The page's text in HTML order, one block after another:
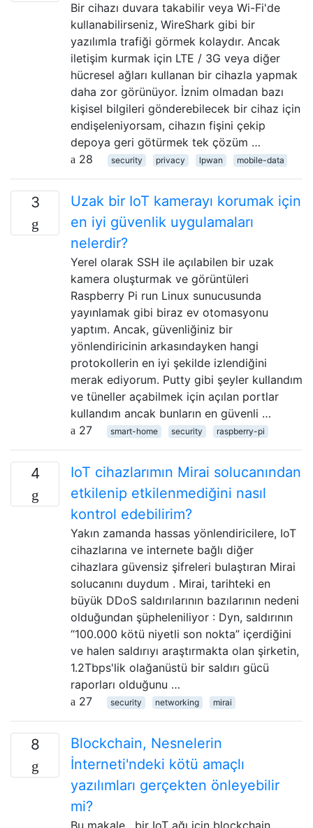
Bir cihazı duvara takabilir veya Wi-Fi'de
kullanabilirseniz, WireShark gibi bir
yazılımla trafiği görmek kolaydır. Ancak
iletişim kurmak için LTE / 3G veya diğer
hücresel ağları kullanan bir cihazla yapmak
daha zor görünüyor. İznim olmadan bazı
kişisel bilgileri gönderebilecek bir cihaz için
endişeleniyorsam, cihazın fişini çekip
depoya geri götürmek tek çözüm …
28
security privacy lpwan mobile-data
3
Uzak bir IoT kamerayı korumak için
en iyi güvenlik uygulamaları
nelerdir?
Yerel olarak SSH ile açılabilen bir uzak
kamera oluşturmak ve görüntüleri
Raspberry Pi run Linux sunucusunda
yayınlamak gibi biraz ev otomasyonu
yaptım. Ancak, güvenliğiniz bir
yönlendiricinin arkasındayken hangi
protokollerin en iyi şekilde izlendiğini
merak ediyorum. Putty gibi şeyler kullandım
ve tüneller açabilmek için açılan portlar
kullandım ancak bunların en güvenli …
27
smart-home security raspberry-pi
4
IoT cihazlarımın Mirai solucanından
etkilenip etkilenmediğini nasıl
kontrol edebilirim?
Yakın zamanda hassas yönlendiricilere, IoT
cihazlarına ve internete bağlı diğer
cihazlara güvensiz şifreleri bulaştıran Mirai
solucanını duydum . Mirai, tarihteki en
büyük DDoS saldırılarının bazılarının nedeni
olduğundan şüpheleniliyor : Dyn, saldırının
“100.000 kötü niyetli son nokta” içerdiğini
ve halen saldırıyı araştırmakta olan şirketin,
1.2Tbps'lik olağanüstü bir saldırı gücü
raporları olduğunu …
27
security networking mirai
8
Blockchain, Nesnelerin
İnterneti'ndeki kötü amaçlı
yazılımları gerçekten önleyebilir
mi?
Bu makale , bir IoT ağı için blockchain